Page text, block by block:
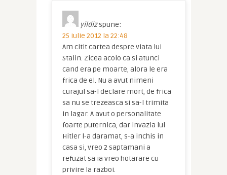
yildiz spune:
25 iulie 2012 la 22:48
Am citit cartea despre viata lui
Stalin. Zicea acolo ca si atunci
cand era pe moarte, alora le era
frica de el. Nu a avut nimeni
curajul sa-l declare mort, de frica
sa nu se trezeasca si sa-l trimita
in lagar. A avut o personalitate
foarte puternica, dar invazia lui
Hitler l-a daramat, s-a inchis in
casa si, vreo 2 saptamani a
refuzat sa ia vreo hotarare cu
privire la razboi.